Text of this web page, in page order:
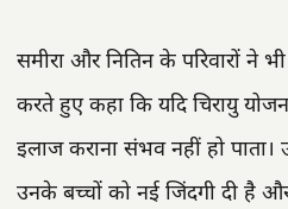
समीरा और नितिन के परिवारों ने
करते हुए कहा कि यदि चिरायु
इलाज कराना संभव नहीं हो
उनके बच्चों को नई जिंदगी दी है